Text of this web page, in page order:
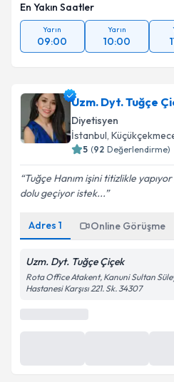
En Yakın Saatler
Yarın
09:00
Yarın
10:00
Uzm. Dyt. Tuğçe
Diyetisyen
İstanbul,
5 (92 Değerlendirme)
Tuğçe Hanım işini titizlikle
dolu geçiyor istek...
Adres 1 Online Görüşme
Uzm. Dyt. Tuğçe Çiçek
Rota Office Atakent, Kanuni Sultan
Hastanesi Karşısı 221. Sk. 34307